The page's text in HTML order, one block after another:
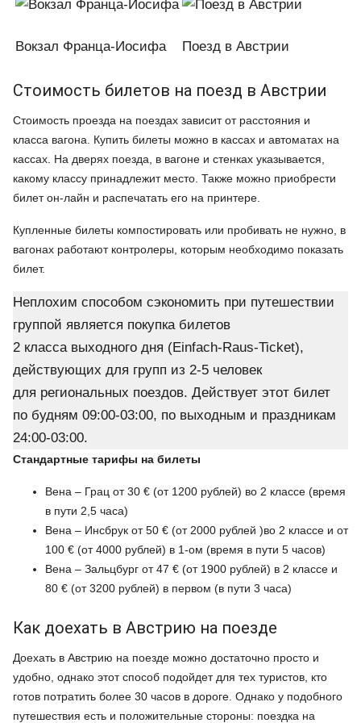
Вокзал Франца-Иосифа Поезд в Австрии
Стоимость билетов на поезд в Австрии
Стоимость проезда на поездах зависит от расстояния и
класса вагона. Купить билеты можно в кассах и автоматах на
кассах. На дверях поезда, в вагоне и стенках указывается,
какому классу принадлежит место. Также можно приобрести
билет он-лайн и распечатать его на принтере.
Купленные билеты компостировать или пробивать не нужно, в
вагонах работают контролеры, которым необходимо показать
билет.
Неплохим способом сэкономить при путешествии
группой является покупка билетов
2 класса выходного дня (Einfach-Raus-Ticket),
действующих для групп из 2-5 человек
для региональных поездов. Действует этот билет
по будням 09:00-03:00, по выходным и праздникам
24:00-03:00.
Стандартные тарифы на билеты
Вена – Грац от 30 € (от 1200 рублей) во 2 классе (время
в пути 2,5 часа)
Вена – Инсбрук от 50 € (от 2000 рублей )во 2 классе и от
100 € (от 4000 рублей) в 1-ом (время в пути 5 часов)
Вена – Зальцбург от 47 € (от 1900 рублей) в 2 классе и
80 € (от 3200 рублей) в первом (в пути 3 часа)
Как доехать в Австрию на поезде
Доехать в Австрию на поезде можно достаточно просто и
удобно, однако этот способ подойдет для тех туристов, кто
готов потратить более 30 часов в дороге. Однако у подобного
путешествия есть и положительные стороны: поездка на